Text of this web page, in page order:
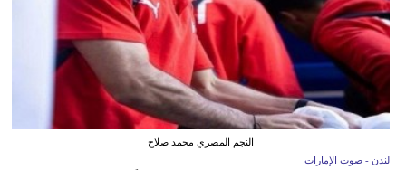
النجم المصري محمد صلاح
لندن - صوت الإمارات